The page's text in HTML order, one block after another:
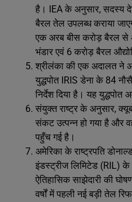
है। IEA के अनुसार, सदस्य
बैरल तेल उपलब्ध कराया
एक अरब बीस करोड़ बैरल से
भंडार एवं 6 करोड़ बैरल
श्रीलंका की एक अदालत ने
युद्धपोत IRIS डेना के 84
निर्देश दिया है। यह
संयुक्त राष्ट्र के अनुसार,
संकट उत्पन्न हो गया है और
पहुँच गई है।
अमेरिका के राष्ट्रपति
इंडस्ट्रीज लिमिटेड (RIL)
ऐतिहासिक साझेदारी की
वर्षों में पहली नई बड़ी तेल